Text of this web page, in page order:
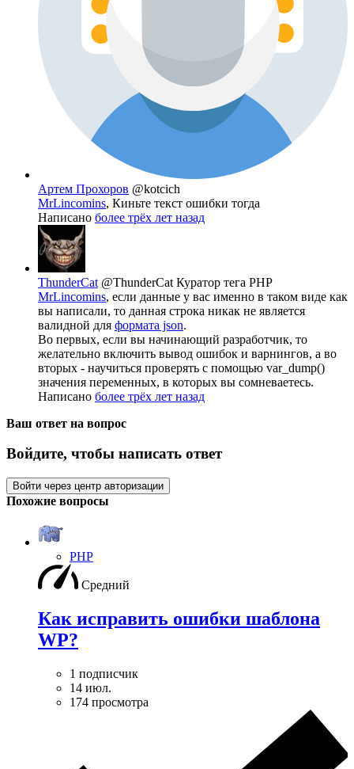
Артем Прохоров @kotcich
MrLincomins, Киньте текст ошибки тогда
Написано более трёх лет назад
ThunderCat @ThunderCat Куратор тега PHP
MrLincomins, если данные у вас именно в таком виде как
вы написали, то данная строка никак не является
валидной для формата json.
Во первых, если вы начинающий разработчик, то
желательно включить вывод ошибок и варнингов, а во
вторых - научиться проверять с помощью var_dump()
значения переменных, в которых вы сомневаетесь.
Написано более трёх лет назад
Ваш ответ на вопрос
Войдите, чтобы написать ответ
Войти через центр авторизации
Похожие вопросы
PHP
Средний
Как исправить ошибки шаблона
WP?
1 подписчик
14 июл.
174 просмотра